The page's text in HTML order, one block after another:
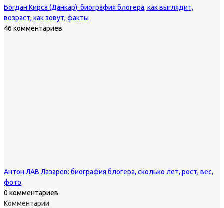
Богдан Кирса (Данкар): биография блогера, как выглядит,
возраст, как зовут, факты
46 комментариев
Антон ЛАВ Лазарев: биография блогера, сколько лет, рост, вес,
фото
0 комментариев
Комментарии